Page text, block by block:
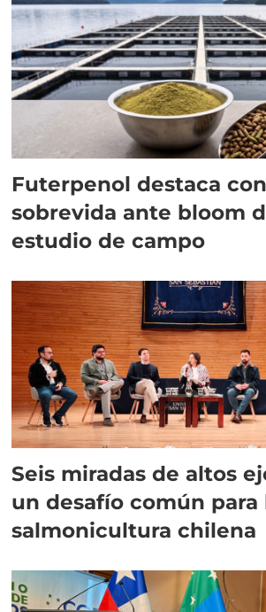
Futerpenol destaca
sobrevida ante bloom
estudio de campo
Seis miradas de altos
un desafío común para
salmonicultura chilena